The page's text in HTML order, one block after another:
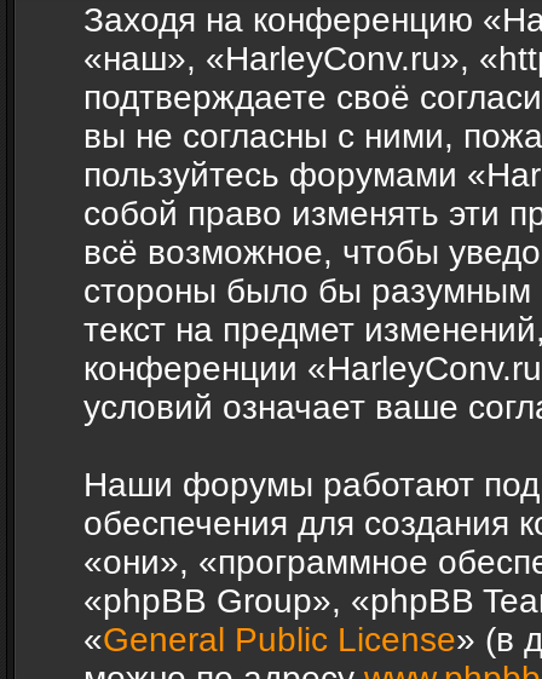
Заходя на конференцию
«наш», «HarleyConv.ru»,
подтверждаете своё
вы не согласны с ними,
пользуйтесь форумами
собой право изменять эти
всё возможное, чтобы
стороны было бы разумным
текст на предмет
конференции
условий означает ваше
Наши форумы работают под
обеспечения для создания
«они», «программное
«phpBB Group», «phpBB
«General Public License» (в